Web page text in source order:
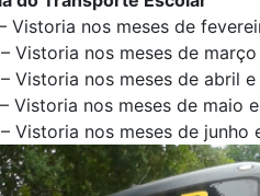
Vistoria nos meses de
Vistoria nos meses de
Vistoria nos meses de abril
Vistoria nos meses de maio
Vistoria nos meses de junho